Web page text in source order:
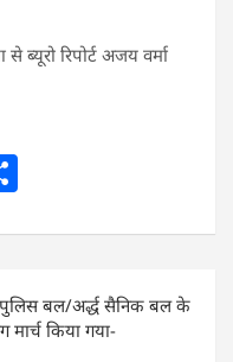
ब्यूरो रिपोर्ट अजय वर्मा
ar
e बल/अर्द्ध सैनिक बल के
मार्च किया गया-